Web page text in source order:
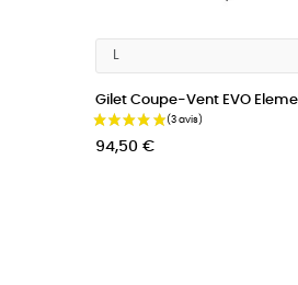
Gilet Coupe-Vent EVO
Prix
94,50 €